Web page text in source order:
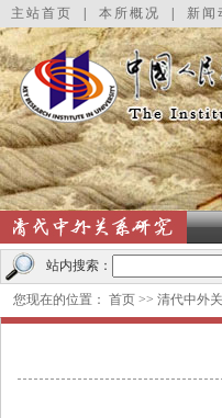
主站首页 本所概况 新闻
站内搜索：
您现在的位置： 首页 >> 清代中外